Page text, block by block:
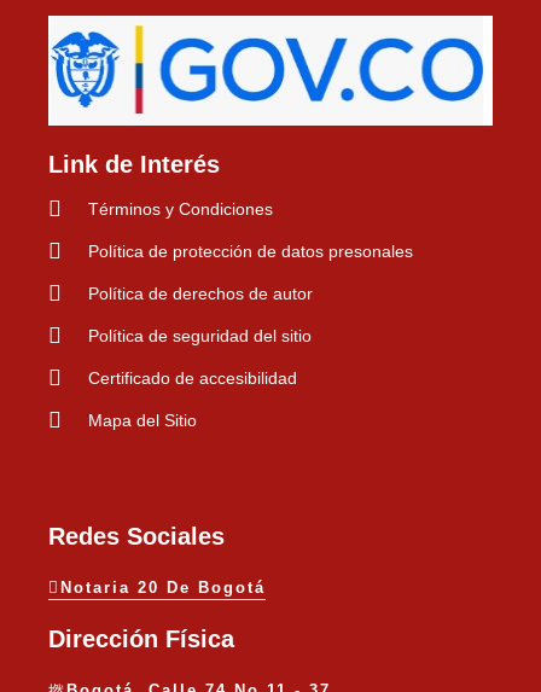
Link de Interés
Términos y Condiciones
Política de protección de datos presonales
Política de derechos de autor
Política de seguridad del sitio
Certificado de accesibilidad
Mapa del Sitio
Redes Sociales
Notaria 20 De Bogotá
Dirección Física